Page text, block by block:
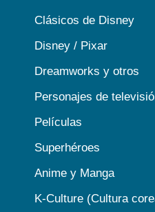
Clásicos de Disney
Disney / Pixar
Dreamworks y otros
Personajes de
Películas
Superhéroes
Anime y Manga
K-Culture (Cultura